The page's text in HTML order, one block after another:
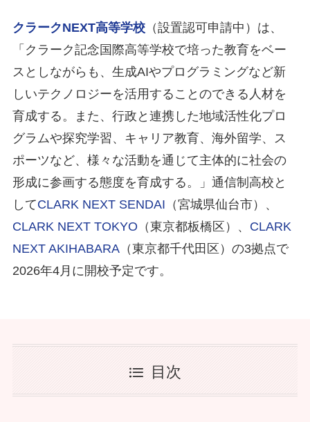
クラークNEXT高等学校（設置認可申請中）は、
「クラーク記念国際高等学校で培った教育をベー
スとしながらも、生成AIやプログラミングなど新
しいテクノロジーを活用することのできる人材を
育成する。また、行政と連携した地域活性化プロ
グラムや探究学習、キャリア教育、海外留学、ス
ポーツなど、様々な活動を通じて主体的に社会の
形成に参画する態度を育成する。」通信制高校と
してCLARK NEXT SENDAI （宮城県仙台市）、
CLARK NEXT TOKYO （東京都板橋区）、 CLARK
NEXT AKIHABARA（東京都千代田区）の3拠点で
2026年4月に開校予定です。
目次